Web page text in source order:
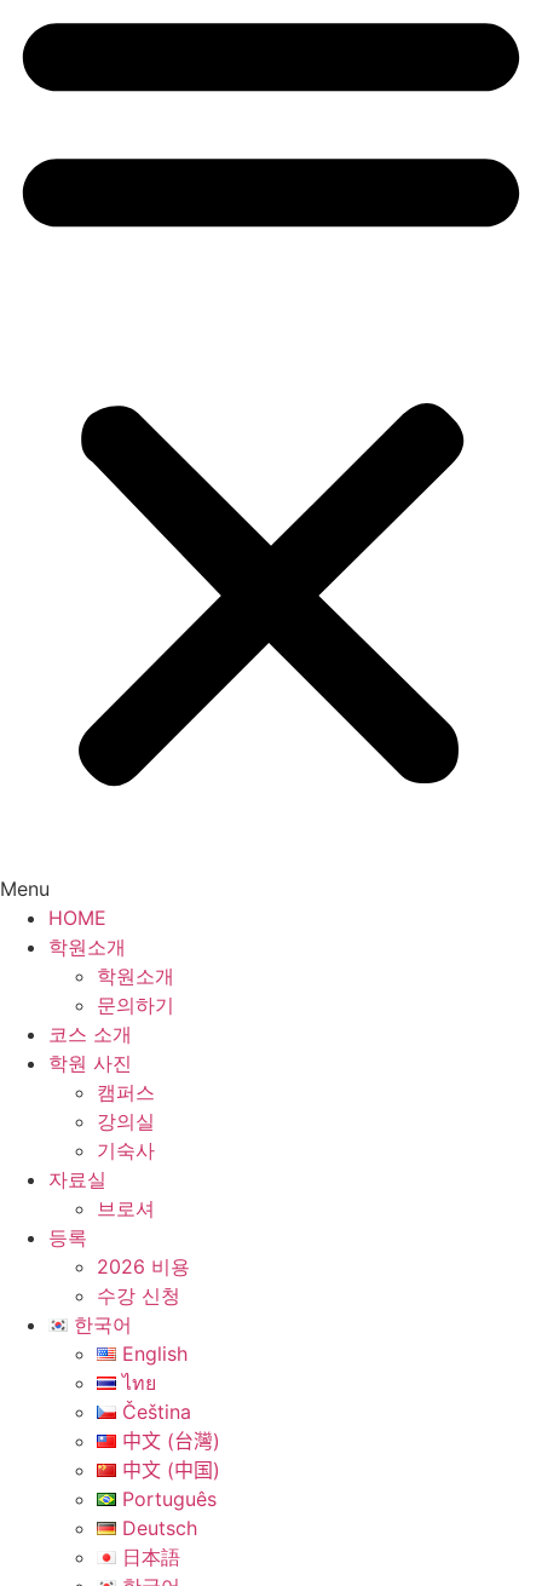
Menu
HOME
학원소개
학원소개
문의하기
코스 소개
학원 사진
캠퍼스
강의실
기숙사
자료실
브로셔
등록
2026 비용
수강 신청
한국어
English
ไทย
Čeština
中文 (台灣)
中文 (中国)
Português
Deutsch
日本語